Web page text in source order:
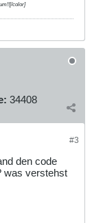
color]
34408
#3
den code
was verstehst